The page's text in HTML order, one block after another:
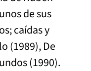
de sus
caídas y
(1989), De
(1990).